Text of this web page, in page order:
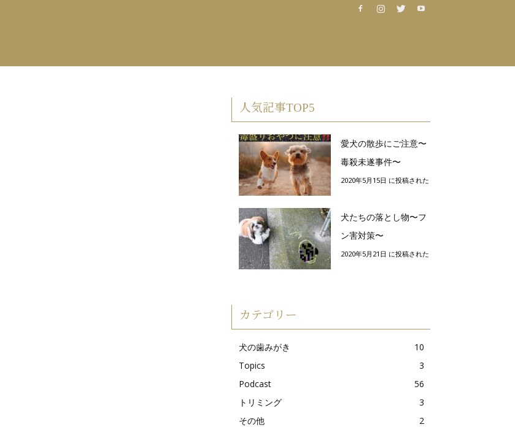
人気記事TOP5
愛犬の散歩にご注意〜
毒殺未遂事件〜
2020年5月15日 に投稿された
犬たちの落とし物〜フ
ン害対策〜
2020年5月21日 に投稿された
カテゴリー
犬の歯みがき
10
Topics
3
Podcast
56
トリミング
3
その他
2